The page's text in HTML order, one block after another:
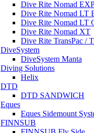
Dive Rite Nomad
Dive Rite Nomad LT
Dive Rite Nomad LT
Dive Rite Nomad XT
Dive Rite TransPac /
DiveSystem
DiveSystem Manta
Diving Solutions
Helix
DTD
DTD SANDWICH
Eques
Eques Sidemount
FINNSUB